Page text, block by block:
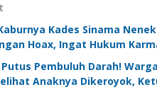
Kades Sinama
Hoax, Ingat Hukum
Pembuluh Darah!
Anaknya Dikeroyok,